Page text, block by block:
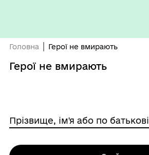
Головна Герої не вмирають
Герої не вмирають
Прізвище, ім'я або по батькові